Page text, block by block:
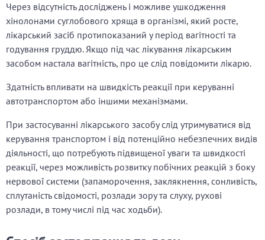
Через відсутність досліджень і можливе ушкодження
хінолонами суглобового хряща в організмі, який росте,
лікарський засіб протипоказаний у період вагітності та
годування груддю. Якщо під час лікування лікарським
засобом настала вагітність, про це слід повідомити лікарю.
Здатність впливати на швидкість реакції при керуванні
автотранспортом або іншими механізмами.
При застосуванні лікарського засобу слід утримуватися від
керування транспортом і від потенційно небезпечних видів
діяльності, що потребують підвищеної уваги та швидкості
реакції, через можливість розвитку побічних реакцій з боку
нервової системи (запаморочення, заклякнення, сонливість,
сплутаність свідомості, розлади зору та слуху, рухові
розлади, в тому числі під час ходьби).